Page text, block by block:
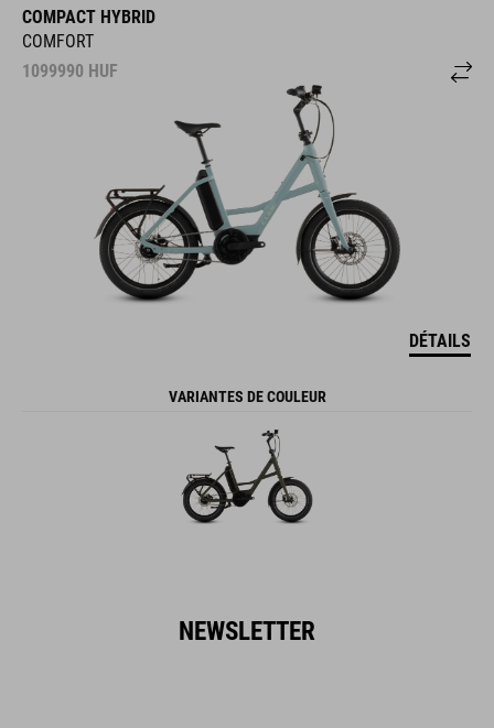
COMPACT HYBRID
COMFORT
1099990 HUF
DÉTAILS
VARIANTES DE COULEUR
NEWSLETTER